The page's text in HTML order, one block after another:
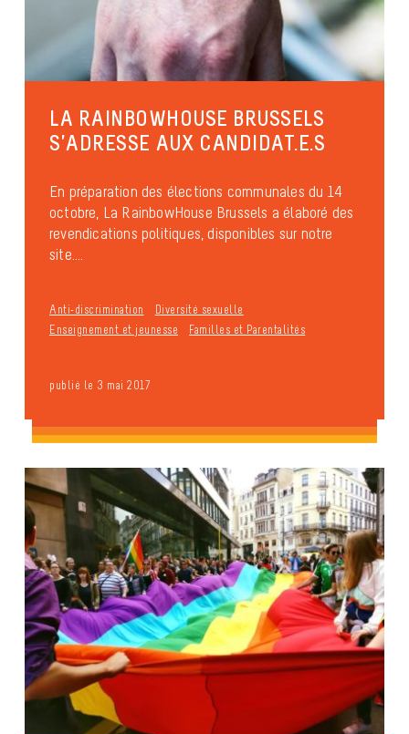
LA RAINBOWHOUSE BRUSSELS
S’ADRESSE AUX CANDIDAT.E.S
En préparation des élections communales du 14
octobre, La RainbowHouse Brussels a élaboré des
revendications politiques, disponibles sur notre
site....
Anti-discrimination
Diversité sexuelle
Enseignement et jeunesse
Familles et Parentalités
publié le 3 mai 2017